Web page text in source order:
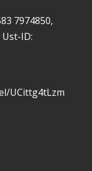
7974850,
ID:
UCittg4tLzm